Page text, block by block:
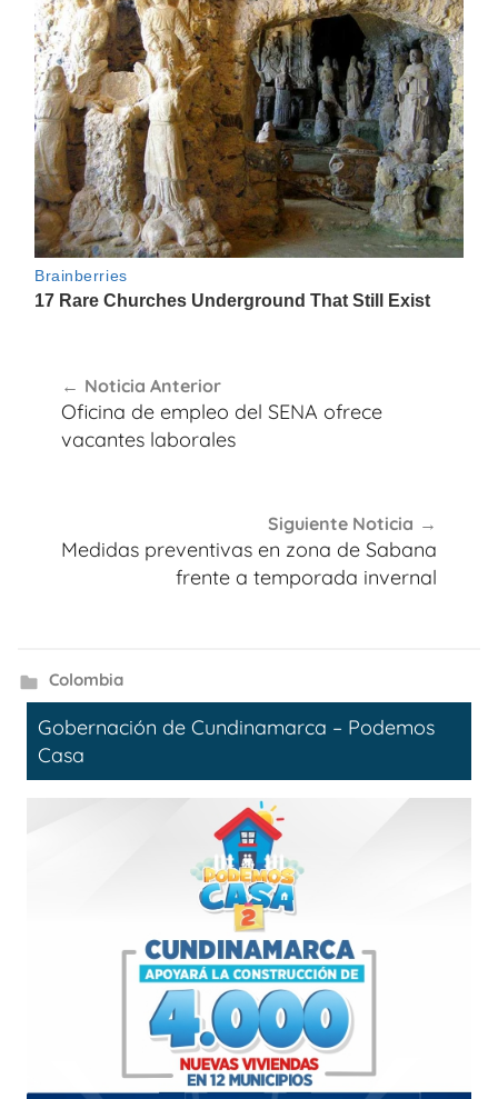
de
entradas
Noticia Anterior
Oficina de empleo del SENA ofrece
vacantes laborales
Siguiente Noticia
Medidas preventivas en zona de Sabana
frente a temporada invernal
Colombia
Gobernación de Cundinamarca – Podemos
Casa